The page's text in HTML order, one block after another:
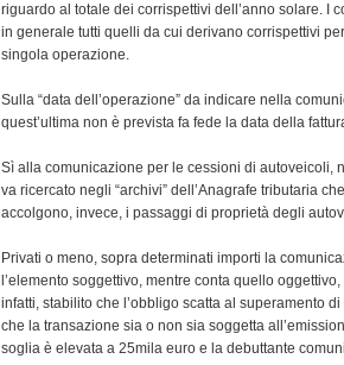
riguardo al totale dei corrispettivi dell’anno solare. I
in generale tutti quelli da cui derivano corrispettivi
singola operazione.
Sulla “data dell’operazione” da indicare nella
quest’ultima non è prevista fa fede la data della
Sì alla comunicazione per le cessioni di autoveicoli,
va ricercato negli “archivi” dell’Anagrafe tributaria
accolgono, invece, i passaggi di proprietà degli
Privati o meno, sopra determinati importi la
l’elemento soggettivo, mentre conta quello
infatti, stabilito che l’obbligo scatta al superamento
che la transazione sia o non sia soggetta
soglia è elevata a 25mila euro e la debuttante